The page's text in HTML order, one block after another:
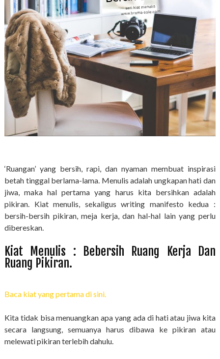
‘Ruangan’ yang bersih, rapi, dan nyaman membuat inspirasi
betah tinggal berlama-lama. Menulis adalah ungkapan hati dan
jiwa, maka hal pertama yang harus kita bersihkan adalah
pikiran. Kiat menulis, sekaligus writing manifesto kedua :
bersih-bersih pikiran, meja kerja, dan hal-hal lain yang perlu
dibereskan.
Kiat Menulis : Bebersih Ruang Kerja Dan
Ruang Pikiran.
Baca kiat yang pertama di sini.
Kita tidak bisa menuangkan apa yang ada di hati atau jiwa kita
secara langsung, semuanya harus dibawa ke pikiran atau
melewati pikiran terlebih dahulu.